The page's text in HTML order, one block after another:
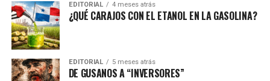
EDITORIAL 4 meses atrás
¿QUÉ CARAJOS CON EL ETANOL EN LA GASOLINA?
EDITORIAL 5 meses atrás
DE GUSANOS A “INVERSORES”